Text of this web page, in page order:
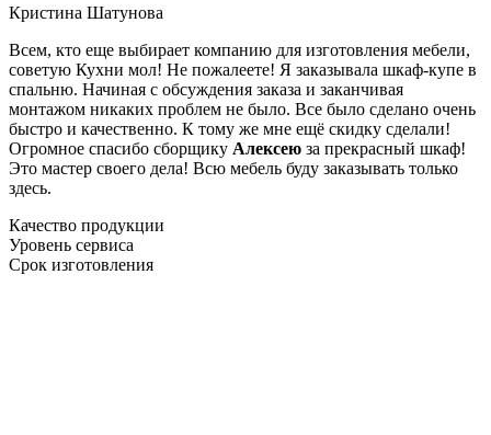
Кристина Шатунова
Всем, кто еще выбирает компанию для изготовления мебели,
советую Кухни мол! Не пожалеете! Я заказывала шкаф-купе в
спальню. Начиная с обсуждения заказа и заканчивая
монтажом никаких проблем не было. Все было сделано очень
быстро и качественно. К тому же мне ещё скидку сделали!
Огромное спасибо сборщику Алексею за прекрасный шкаф!
Это мастер своего дела! Всю мебель буду заказывать только
здесь.
Качество продукции
Уровень сервиса
Срок изготовления